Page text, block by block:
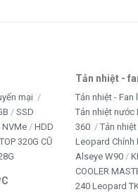
mại
SSD
NVMe
HDD
320G CŨ
Tản nhiệt -
Tản nhiệt - Fan
Tản nhiệt nước
360
Tản
Leopard Chính
Alseye W90
COOLER
240 Leopard